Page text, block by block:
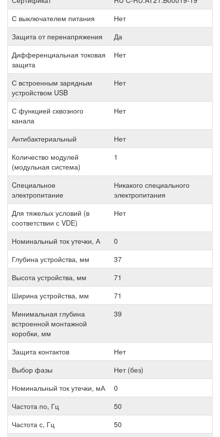
С выключателем питания
Нет
Защита от перенапряжения
Да
Дифференциальная токовая
защита
Нет
С встроенным зарядным
устройством USB
Нет
С функцией сквозного
канала
Нет
Антибактериальный
Нет
Количество модулей
(модульная система)
1
Cпециальное
электропитание
Никакого специального
электропитания
Для тяжелых условий (в
соответствии с VDE)
Нет
Номинальный ток утечки, А
0
Глубина устройства, мм
37
Высота устройства, мм
71
Ширина устройства, мм
71
Минимальная глубина
встроенной монтажной
коробки, мм
39
Защита контактов
Нет
Выбор фазы
Нет (без)
Номинальный ток утечки, мА
0
Частота по, Гц
50
Частота с, Гц
50